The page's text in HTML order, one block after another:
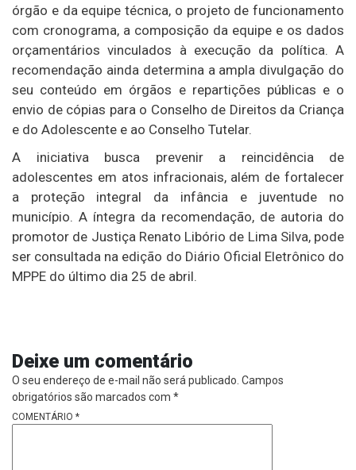
órgão e da equipe técnica, o projeto de funcionamento
com cronograma, a composição da equipe e os dados
orçamentários vinculados à execução da política. A
recomendação ainda determina a ampla divulgação do
seu conteúdo em órgãos e repartições públicas e o
envio de cópias para o Conselho de Direitos da Criança
e do Adolescente e ao Conselho Tutelar.
A iniciativa busca prevenir a reincidência de
adolescentes em atos infracionais, além de fortalecer
a proteção integral da infância e juventude no
município. A íntegra da recomendação, de autoria do
promotor de Justiça Renato Libório de Lima Silva, pode
ser consultada na edição do Diário Oficial Eletrônico do
MPPE do último dia 25 de abril.
Deixe um comentário
O seu endereço de e-mail não será publicado. Campos
obrigatórios são marcados com *
COMENTÁRIO *